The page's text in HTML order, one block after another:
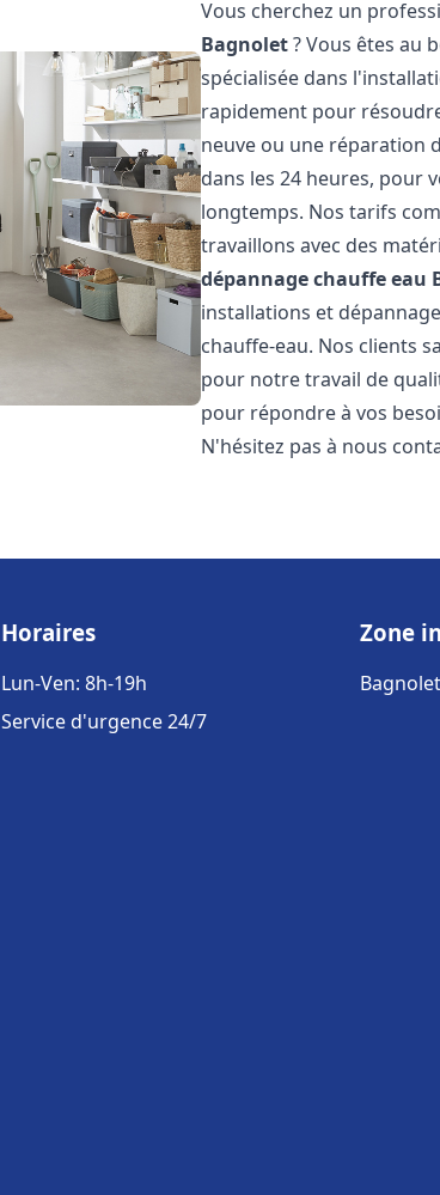
Vous cherchez un
Bagnolet? Vous êtes au
spécialisée dans
rapidement pour
neuve ou une réparation
dans les 24 heures, pour
longtemps. Nos tarifs
travaillons avec des
dépannage chauffe eau
installations et
chauffe-eau. Nos clients
pour notre travail de
pour répondre à vos
N'hésitez pas à nous
Horaires
Lun-Ven: 8h-19h
Service d'urgence 24/7
Zone